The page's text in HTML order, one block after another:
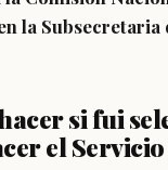
la Subsecretaria
si fui
el